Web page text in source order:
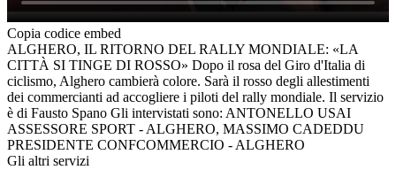
Copia codice embed
ALGHERO, IL RITORNO DEL RALLY MONDIALE: «LA
CITTÀ SI TINGE DI ROSSO» Dopo il rosa del Giro d'Italia di
ciclismo, Alghero cambierà colore. Sarà il rosso degli allestimenti
dei commercianti ad accogliere i piloti del rally mondiale. Il servizio
è di Fausto Spano Gli intervistati sono: ANTONELLO USAI
ASSESSORE SPORT - ALGHERO, MASSIMO CADEDDU
PRESIDENTE CONFCOMMERCIO - ALGHERO
Gli altri servizi